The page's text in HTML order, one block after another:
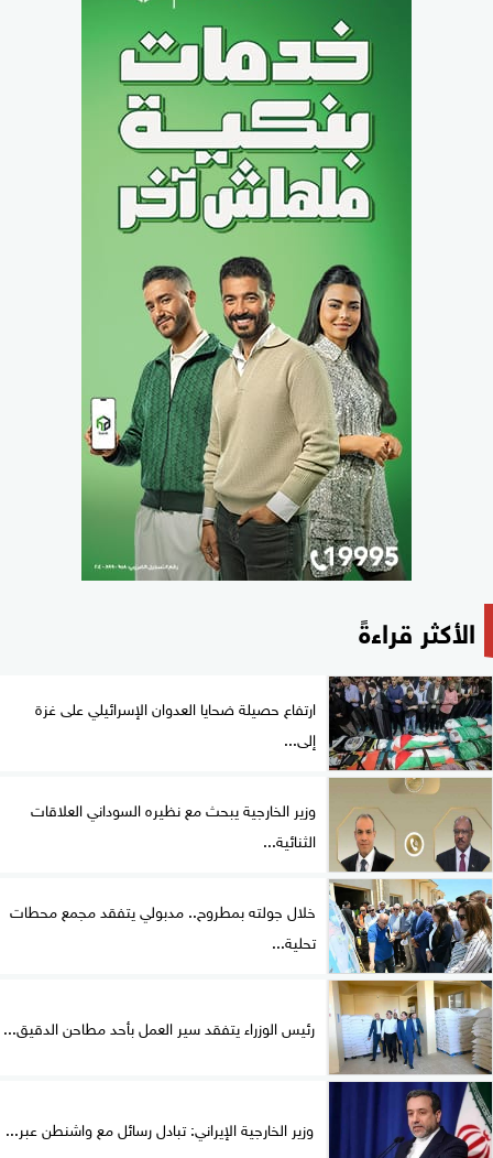
الأكثر قراءةً
ارتفاع حصيلة ضحايا العدوان الإسرائيلي على غزة
إلى...
وزير الخارجية يبحث مع نظيره السوداني العلاقات
الثنائية...
خلال جولته بمطروح.. مدبولي يتفقد مجمع محطات
تحلية...
رئيس الوزراء يتفقد سير العمل بأحد مطاحن الدقيق...
وزير الخارجية الإيراني: تبادل رسائل مع واشنطن عبر...